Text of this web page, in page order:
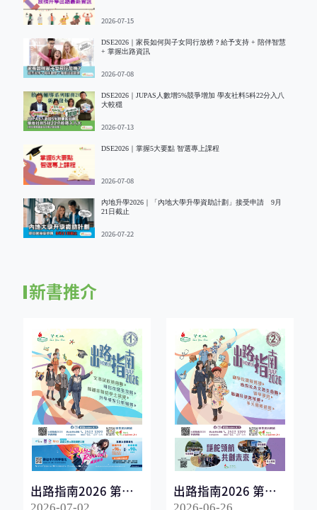
2026-07-15
DSE2026｜家長如何與子女同行放榜？給予支持 + 陪伴智慧
+ 掌握出路資訊
2026-07-08
DSE2026｜JUPAS人數增5%競爭增加 學友社料5科22分入八
大較穩
2026-07-13
DSE2026｜掌握5大要點 智選專上課程
2026-07-08
內地升學2026｜「內地大學升學資助計劃」接受申請 9月
21日截止
2026-07-22
新書推介
出路指南2026 第一
冊
出路指南2026 第二
冊